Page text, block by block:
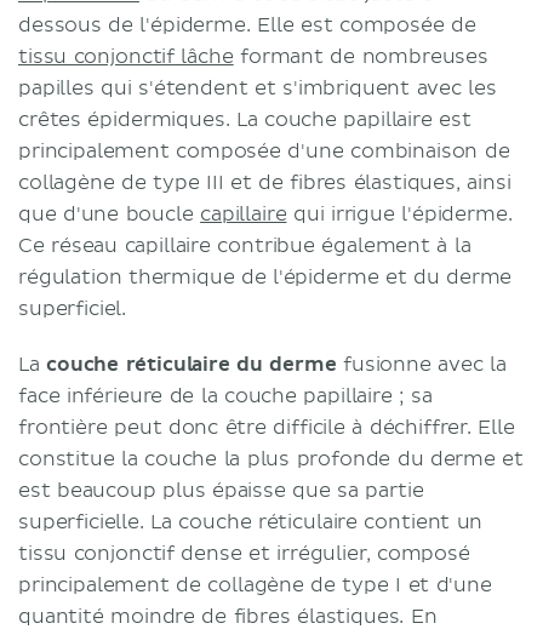
dessous de l'épiderme. Elle est composée de
tissu conjonctif lâche formant de nombreuses
papilles qui s'étendent et s'imbriquent avec les
crêtes épidermiques. La couche papillaire est
principalement composée d'une combinaison de
collagène de type III et de fibres élastiques, ainsi
que d'une boucle capillaire qui irrigue l'épiderme.
Ce réseau capillaire contribue également à la
régulation thermique de l'épiderme et du derme
superficiel.
Lacouche réticulaire du dermefusionne avec la
face inférieure de la couche papillaire ; sa
frontière peut donc être difficile à déchiffrer. Elle
constitue la couche la plus profonde du derme et
est beaucoup plus épaisse que sa partie
superficielle. La couche réticulaire contient un
tissu conjonctif dense et irrégulier, composé
principalement de collagène de type I et d'une
quantité moindre de fibres élastiques. En